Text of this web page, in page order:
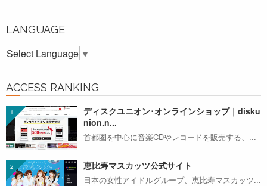
LANGUAGE
Select Language ▼
ACCESS RANKING
ディスクユニオン･オンラインショップ｜disku
nion.n...
首都圏を中心に音楽CDやレコードを販売する、...
恵比寿マスカッツ公式サイト
日本の女性アイドルグループ、恵比寿マスカッツ...